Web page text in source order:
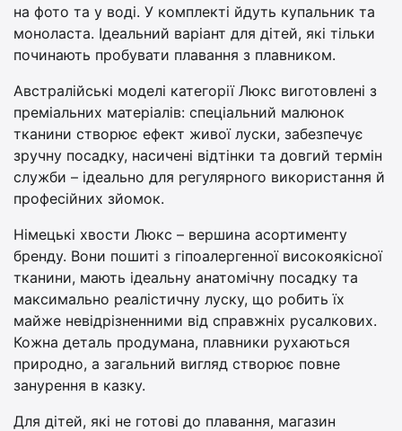
на фото та у воді. У комплекті йдуть купальник та
моноласта. Ідеальний варіант для дітей, які тільки
починають пробувати плавання з плавником.
Австралійські моделі категорії Люкс виготовлені з
преміальних матеріалів: спеціальний малюнок
тканини створює ефект живої луски, забезпечує
зручну посадку, насичені відтінки та довгий термін
служби – ідеально для регулярного використання й
професійних зйомок.
Німецькі хвости Люкс – вершина асортименту
бренду. Вони пошиті з гіпоалергенної високоякісної
тканини, мають ідеальну анатомічну посадку та
максимально реалістичну луску, що робить їх
майже невідрізненними від справжніх русалкових.
Кожна деталь продумана, плавники рухаються
природно, а загальний вигляд створює повне
занурення в казку.
Для дітей, які не готові до плавання, магазин